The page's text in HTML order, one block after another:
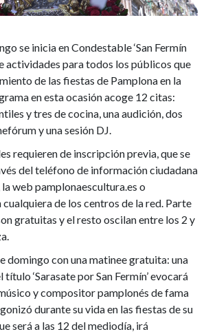
se inicia en Condestable ‘San Fermín
actividades para todos los públicos que
de las fiestas de Pamplona en la
en esta ocasión acoge 12 citas:
y tres de cocina, una audición, dos
y una sesión DJ.
requieren de inscripción previa, que se
del teléfono de información ciudadana
web pamplonaescultura.es o
de los centros de la red. Parte
gratuitas y el resto oscilan entre los 2 y
domingo con una matinee gratuita: una
‘Sarasate por San Fermín’ evocará
y compositor pamplonés de fama
durante su vida en las fiestas de su
será a las 12 del mediodía, irá